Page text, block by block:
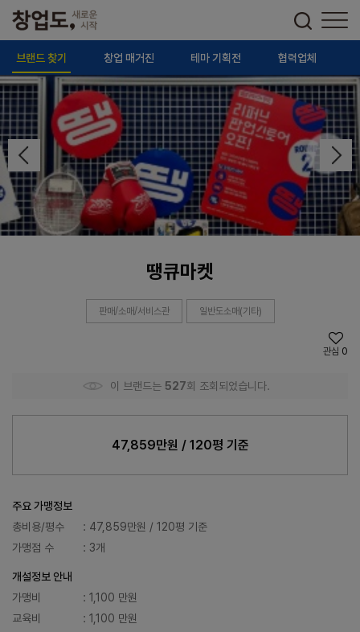
브랜드 찾기 창업 매거진 테마 기획전 협력업체
땡큐마켓
판매/소매/서비스관 일반도소매(기타)
관심 0
이 브랜드는 527회 조회되었습니다.
47,859만원 / 120평 기준
주요 가맹정보
총비용/평수
: 47,859만원 / 120평 기준
가맹점 수
: 3개
개설정보 안내
가맹비
: 1,100 만원
교육비
: 1,100 만원